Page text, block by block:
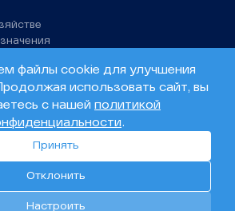
файлы cookie для улучшения
использовать сайт, вы
с нашей политикой
.
Принять
Отклонить
Настроить
персональных данных
Сити